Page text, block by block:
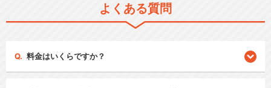
よくある質問
料金はいくらですか？